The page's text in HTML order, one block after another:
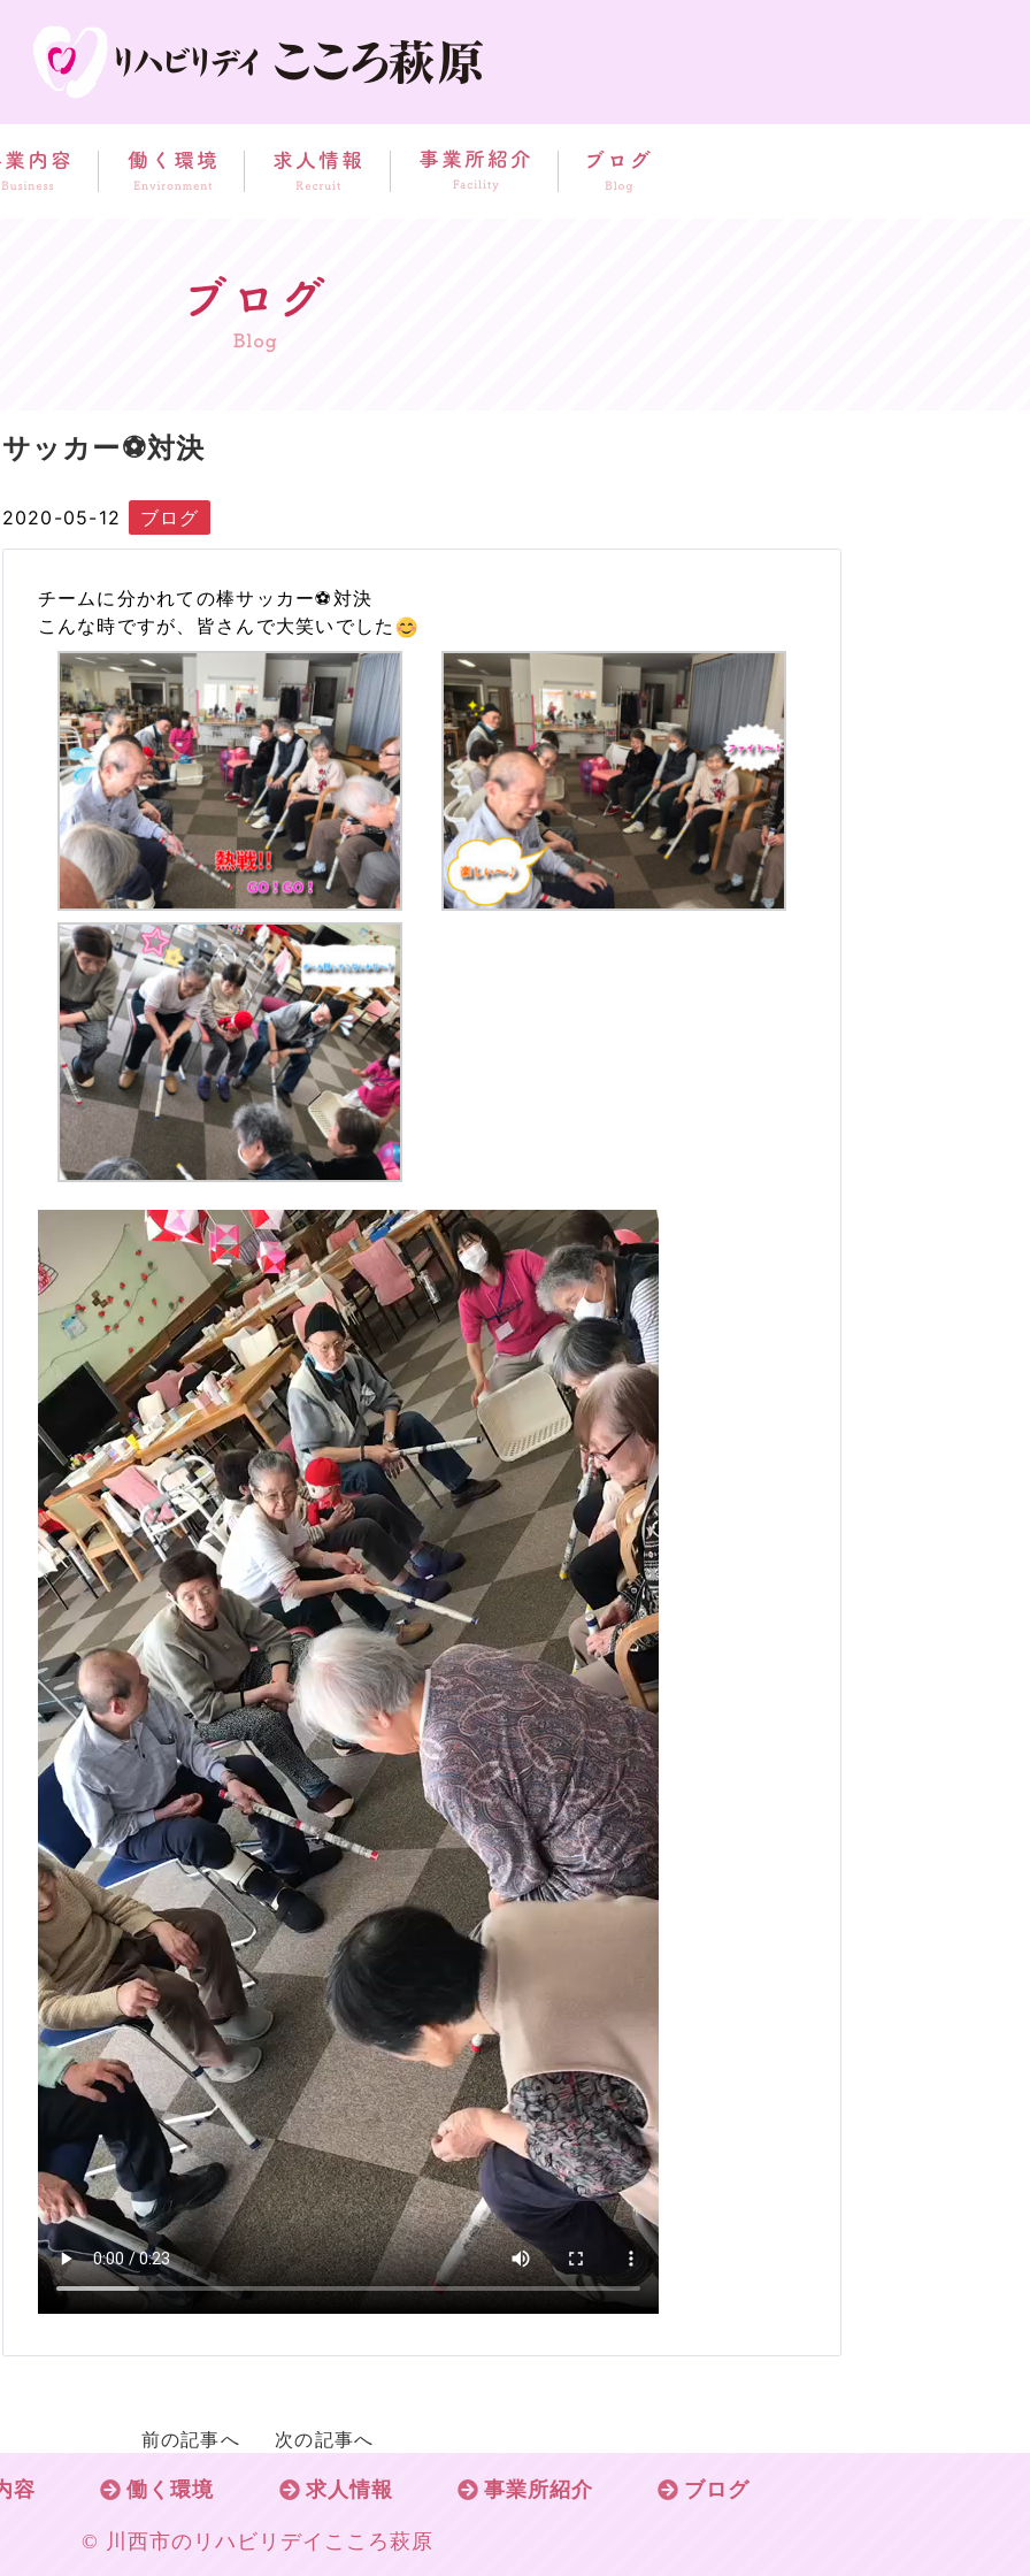
サッカー⚽対決
2020-05-12 ブログ
チームに分かれての棒サッカー⚽️対決
こんな時ですが、皆さんで大笑いでした
前の記事へ 次の記事へ
容 働く環境 求人情報 事業所紹介 ブログ
© 川西市のリハビリデイこころ萩原